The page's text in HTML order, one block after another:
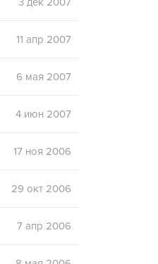
11 апр 2007
6 мая 2007
4 июн 2007
17 ноя 2006
29 окт 2006
7 апр 2006